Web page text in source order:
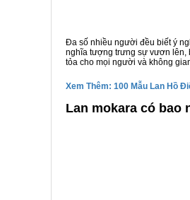
Đa số nhiều người đều biết ý
nghĩa tượng trưng sự vươn lên,
tỏa cho mọi người và không
Xem Thêm: 100 Mẫu Lan Hồ
Lan mokara có bao